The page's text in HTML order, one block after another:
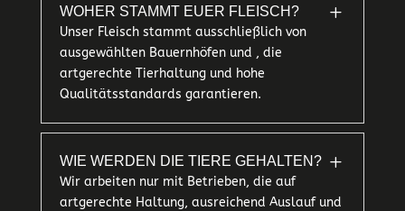
Produktseite
gewählt
werden
WOHER STAMMT EUER FLEISCH? L
Unser Fleisch stammt ausschließlich von
ausgewählten Bauernhöfen und , die
artgerechte Tierhaltung und hohe
Qualitätsstandards garantieren.
WIE WERDEN DIE TIERE GEHALTEN? L
Wir arbeiten nur mit Betrieben, die auf
artgerechte Haltung, ausreichend Auslauf und